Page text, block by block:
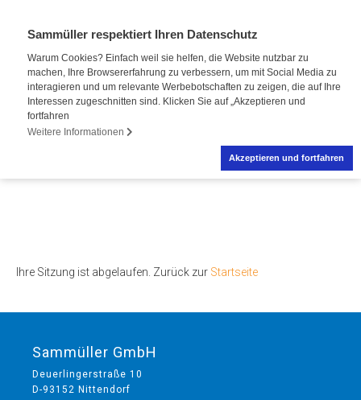
Sammüller respektiert Ihren Datenschutz
Warum Cookies? Einfach weil sie helfen, die Website nutzbar zu
machen, Ihre Browsererfahrung zu verbessern, um mit Social Media zu
interagieren und um relevante Werbebotschaften zu zeigen, die auf Ihre
Interessen zugeschnitten sind. Klicken Sie auf „Akzeptieren und
fortfahren
Weitere Informationen
Akzeptieren und fortfahren
Ihre Sitzung ist abgelaufen. Zurück zur Startseite
Sammüller GmbH
Deuerlingerstraße 10
D-93152 Nittendorf